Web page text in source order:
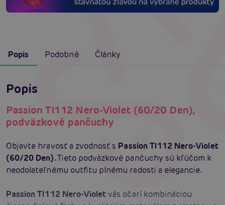
Popis Podobné Články
Popis
Passion TI112 Nero-Violet (60/20 Den),
podväzkové pančuchy
Objavte hravosť a zvodnosť s Passion TI112 Nero-Violet
(60/20 Den). Tieto podväzkové pančuchy sú kľúčom k
neodolateľnému outfitu plnému radosti a elegancie.
Passion TI112 Nero-Violetvás očarí kombináciou